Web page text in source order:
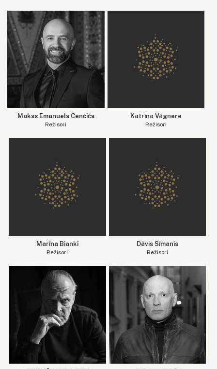
Makss Emanuels Cenčičs
Režisori
Katrīna Vāgnere
Režisori
Marīna Bianki
Režisori
Dāvis Sīmanis
Režisori